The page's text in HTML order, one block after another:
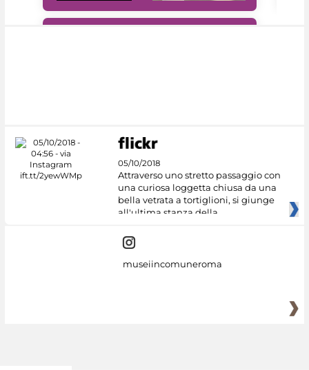
05/10/2018
Attraverso uno stretto passaggio con
una curiosa loggetta chiusa da una
bella vetrata a tortiglioni, si giunge
all'ultima stanza della
museiincomuneroma